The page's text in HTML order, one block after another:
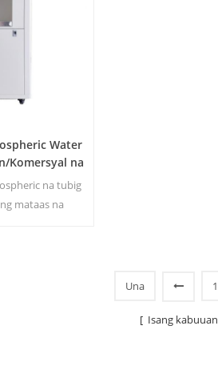
Water
Komersyal na
| EA-60E
na tubig
mataas na
Una
1
[ Isang kabuuan